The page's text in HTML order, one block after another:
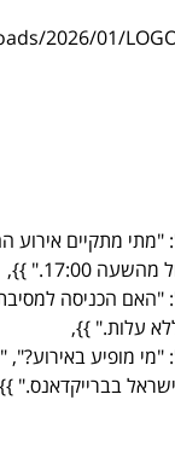
עלות." }},
בברייקדאנס." }}